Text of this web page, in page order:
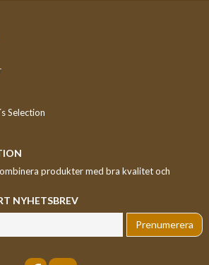
Selection
produkter med bra kvalitet och
NYHETSBREV
Prenumerera